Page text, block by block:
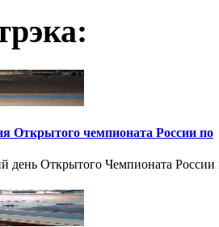
Открытого чемпионата России по
день Открытого Чемпионата